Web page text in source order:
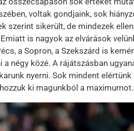
voltak gondjaink, sok
szerint sikerült, de mindezek
is nagyok az elvárások
a Sopron, a Szekszárd is
a négy közé. A rájátszásban
nyerni. Sok mindent
ki magunkból a maximumot.